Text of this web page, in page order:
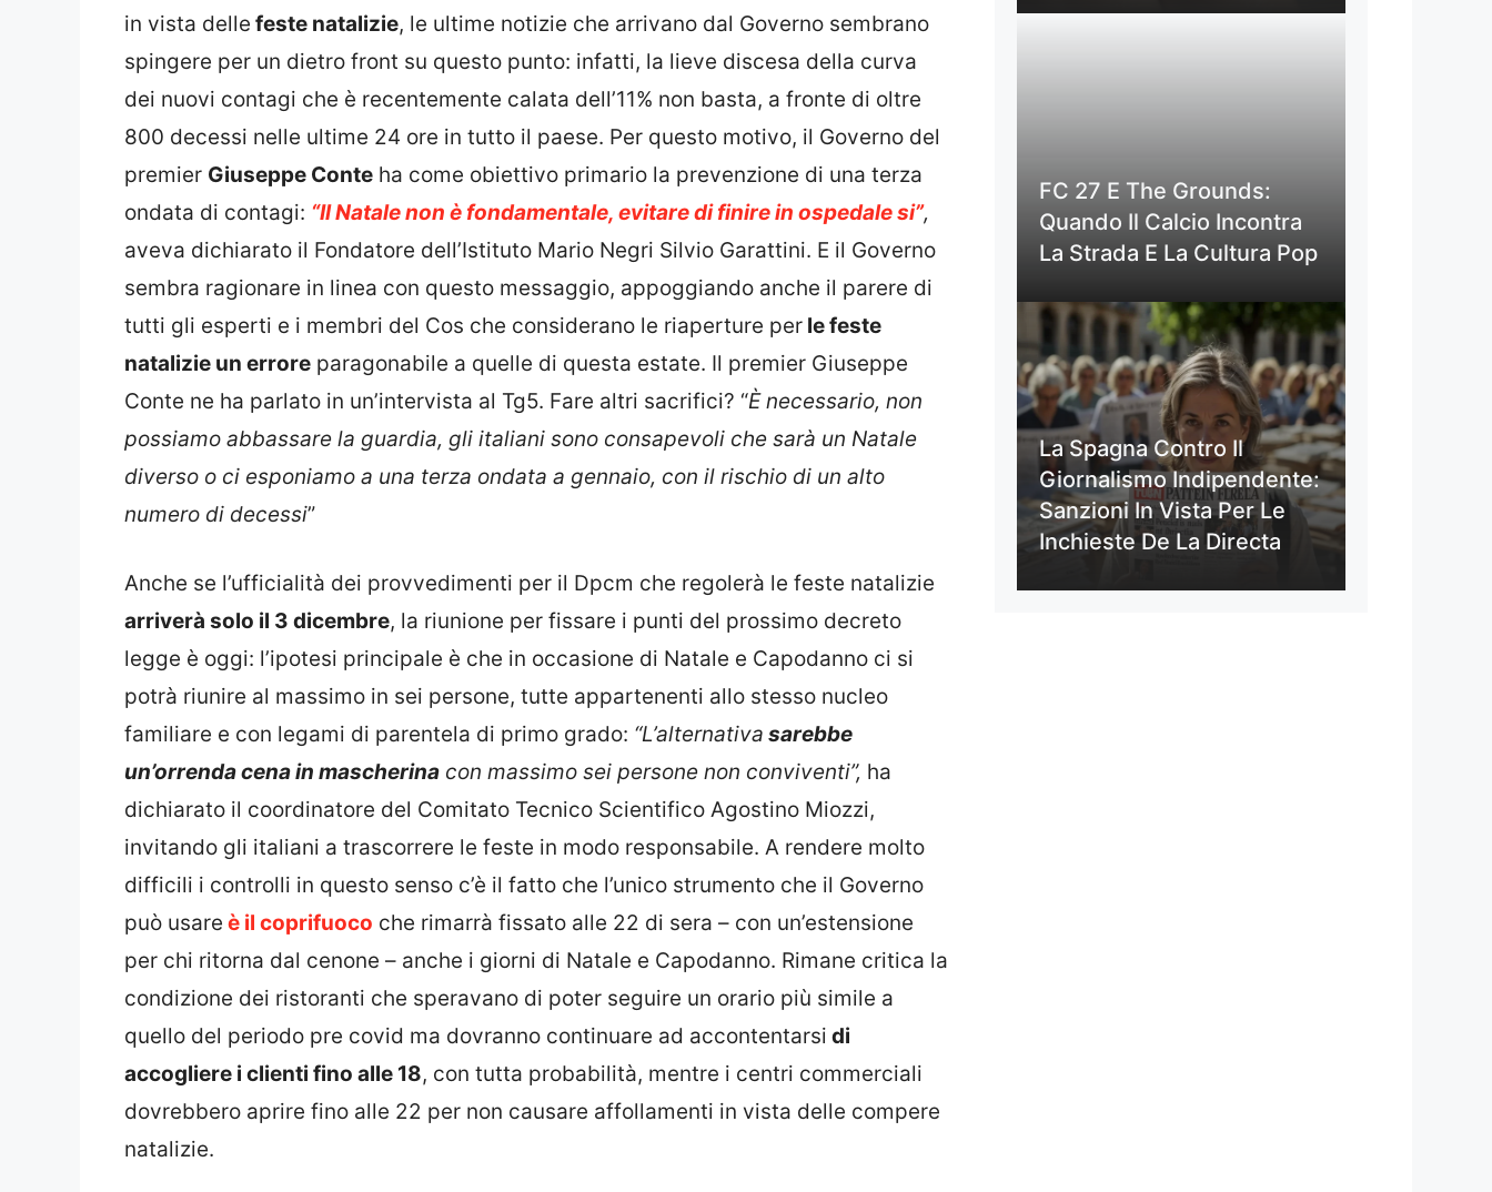
in vista delle feste natalizie, le ultime notizie che arrivano dal Governo sembrano
spingere per un dietro front su questo punto: infatti, la lieve discesa della curva
dei nuovi contagi che è recentemente calata dell’11% non basta, a fronte di oltre
800 decessi nelle ultime 24 ore in tutto il paese. Per questo motivo, il Governo del
premier Giuseppe Conte ha come obiettivo primario la prevenzione di una terza
ondata di contagi: “Il Natale non è fondamentale, evitare di finire in ospedale si”,
aveva dichiarato il Fondatore dell’Istituto Mario Negri Silvio Garattini. E il Governo
sembra ragionare in linea con questo messaggio, appoggiando anche il parere di
tutti gli esperti e i membri del Cos che considerano le riaperture per le feste
natalizie un errore paragonabile a quelle di questa estate. Il premier Giuseppe
Conte ne ha parlato in un’intervista al Tg5. Fare altri sacrifici? “È necessario, non
possiamo abbassare la guardia, gli italiani sono consapevoli che sarà un Natale
diverso o ci esponiamo a una terza ondata a gennaio, con il rischio di un alto
numero di decessi”
Anche se l’ufficialità dei provvedimenti per il Dpcm che regolerà le feste natalizie
arriverà solo il 3 dicembre, la riunione per fissare i punti del prossimo decreto
legge è oggi: l’ipotesi principale è che in occasione di Natale e Capodanno ci si
potrà riunire al massimo in sei persone, tutte appartenenti allo stesso nucleo
familiare e con legami di parentela di primo grado: “L’alternativa sarebbe
un’orrenda cena in mascherina con massimo sei persone non conviventi”, ha
dichiarato il coordinatore del Comitato Tecnico Scientifico Agostino Miozzi,
invitando gli italiani a trascorrere le feste in modo responsabile. A rendere molto
difficili i controlli in questo senso c’è il fatto che l’unico strumento che il Governo
può usare è il coprifuoco che rimarrà fissato alle 22 di sera – con un’estensione
per chi ritorna dal cenone – anche i giorni di Natale e Capodanno. Rimane critica la
condizione dei ristoranti che speravano di poter seguire un orario più simile a
quello del periodo pre covid ma dovranno continuare ad accontentarsi di
accogliere i clienti fino alle 18, con tutta probabilità, mentre i centri commerciali
dovrebbero aprire fino alle 22 per non causare affollamenti in vista delle compere
natalizie.
FC 27 E The Grounds:
Quando Il Calcio Incontra
La Strada E La Cultura Pop
La Spagna Contro Il
Giornalismo Indipendente:
Sanzioni In Vista Per Le
Inchieste De La Directa